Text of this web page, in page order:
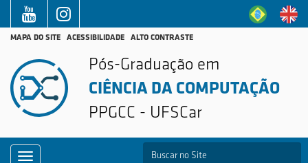
MAPA DO SITE ACESSIBILIDADE ALTO CONTRASTE
Pós-Graduação em
CIÊNCIA DA COMPUTAÇÃO
PPGCC - UFSCar
Toggle navigation